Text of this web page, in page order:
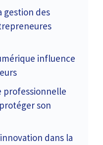
gestion des
influence
professionnelle
son
dans la